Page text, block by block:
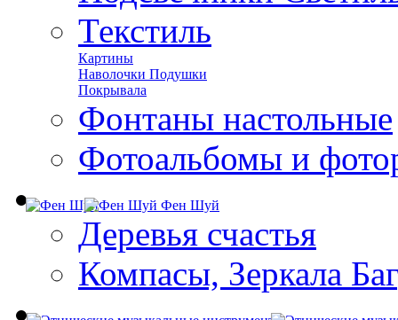
Текстиль
Картины
Наволочки Подушки
Покрывала
Фонтаны настольные
Фотоальбомы и
Фен Шуй
Деревья счастья
Компасы, Зеркала